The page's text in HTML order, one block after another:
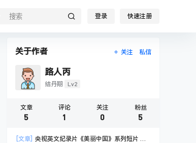
登录 快速注册
关于作者 关注 私信
路人丙
结丹期 Lv2
文章
5
评论
1
关注
0
粉丝
5
[文章]
央视英文纪录片《美丽中国》系列短片 共